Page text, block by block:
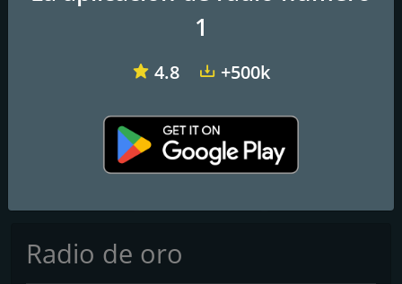
Latina FM 101.1
Radio de oro
1
4.8 +500k